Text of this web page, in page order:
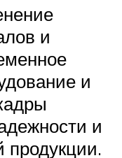
и
и
и
продукции.